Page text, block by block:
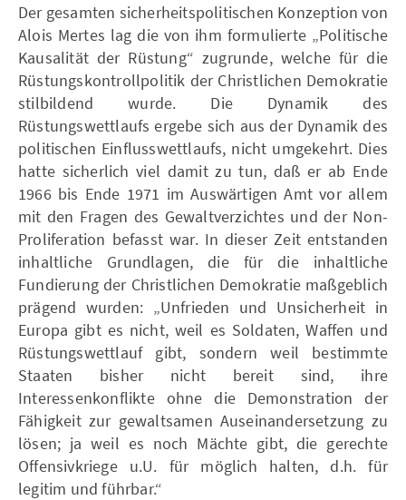
Der gesamten sicherheitspolitischen Konzeption von
Alois Mertes lag die von ihm formulierte „Politische
Kausalität der Rüstung“ zugrunde, welche für die
Rüstungskontrollpolitik der Christlichen Demokratie
stilbildend wurde. Die Dynamik des
Rüstungswettlaufs ergebe sich aus der Dynamik des
politischen Einflusswettlaufs, nicht umgekehrt. Dies
hatte sicherlich viel damit zu tun, daß er ab Ende
1966 bis Ende 1971 im Auswärtigen Amt vor allem
mit den Fragen des Gewaltverzichtes und der Non-
Proliferation befasst war. In dieser Zeit entstanden
inhaltliche Grundlagen, die für die inhaltliche
Fundierung der Christlichen Demokratie maßgeblich
prägend wurden: „Unfrieden und Unsicherheit in
Europa gibt es nicht, weil es Soldaten, Waffen und
Rüstungswettlauf gibt, sondern weil bestimmte
Staaten bisher nicht bereit sind, ihre
Interessenkonflikte ohne die Demonstration der
Fähigkeit zur gewaltsamen Auseinandersetzung zu
lösen; ja weil es noch Mächte gibt, die gerechte
Offensivkriege u.U. für möglich halten, d.h. für
legitim und führbar.“